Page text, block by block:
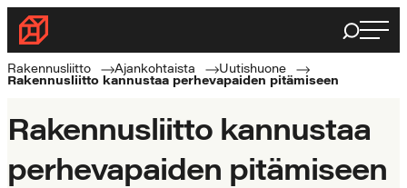
Siirry
suoraan
sisältöön
Rakennusliitto
Rakennusalan
ammattilaisten
Haku
Rakennusliitto Ajankohtaista
Uutishuone
Rakennusliitto kannustaa perhevapaiden pitämiseen
Rakennusliitto kannustaa
perhevapaiden pitämiseen